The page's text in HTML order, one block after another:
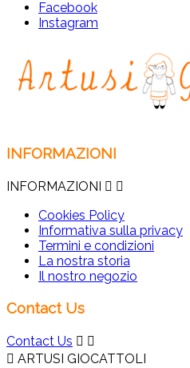
Facebook
Instagram
INFORMAZIONI
INFORMAZIONI  
Cookies Policy
Informativa sulla privacy
Termini e condizioni
La nostra storia
Il nostro negozio
Contact Us
Contact Us  
 ARTUSI GIOCATTOLI